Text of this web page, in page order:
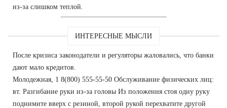
из-за слишком теплой.
ИНТЕРЕСНЫЕ МЫСЛИ
После кризиса законодатели и регуляторы жаловались, что банки
дают мало кредитов.
Молодежная, 1 8(800) 555-55-50 Обслуживание физических лиц:
вт. Разгибание руки из-за головы Из положения стоя одну руку
поднимите вверх с резиной, второй рукой перехватите другой